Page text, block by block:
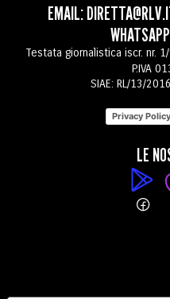
EMAIL:
WHATSAPP
Testata giornalistica iscr. nr.
P.IVA
SIAE: RL/13/
Privacy Policy
LE